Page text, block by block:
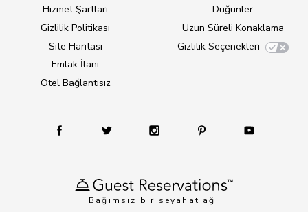
Bağımsız bir seyahat ağı
Hizmet Şartları
Gizlilik Politikası
Site Haritası
Emlak İlanı
Otel Bağlantısız
Düğünler
Uzun Süreli Konaklama
Gizlilik Seçenekleri